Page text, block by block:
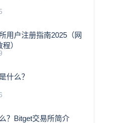
用户注册指南2025（网
）
什么？
？Bitget交易所简介